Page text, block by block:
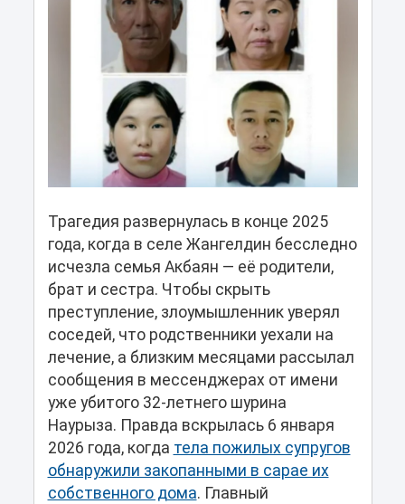
Трагедия развернулась в конце 2025
года, когда в селе Жангелдин бесследно
исчезла семья Акбаян — её родители,
брат и сестра. Чтобы скрыть
преступление, злоумышленник уверял
соседей, что родственники уехали на
лечение, а близким месяцами рассылал
сообщения в мессенджерах от имени
уже убитого 32-летнего шурина
Наурыза. Правда вскрылась 6 января
2026 года, когда тела пожилых супругов
обнаружили закопанными в сарае их
собственного дома. Главный